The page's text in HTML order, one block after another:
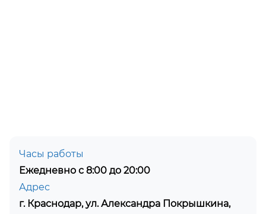
Часы работы
Ежедневно с 8:00 до 20:00
Адрес
г. Краснодар, ул. Александра Покрышкина,